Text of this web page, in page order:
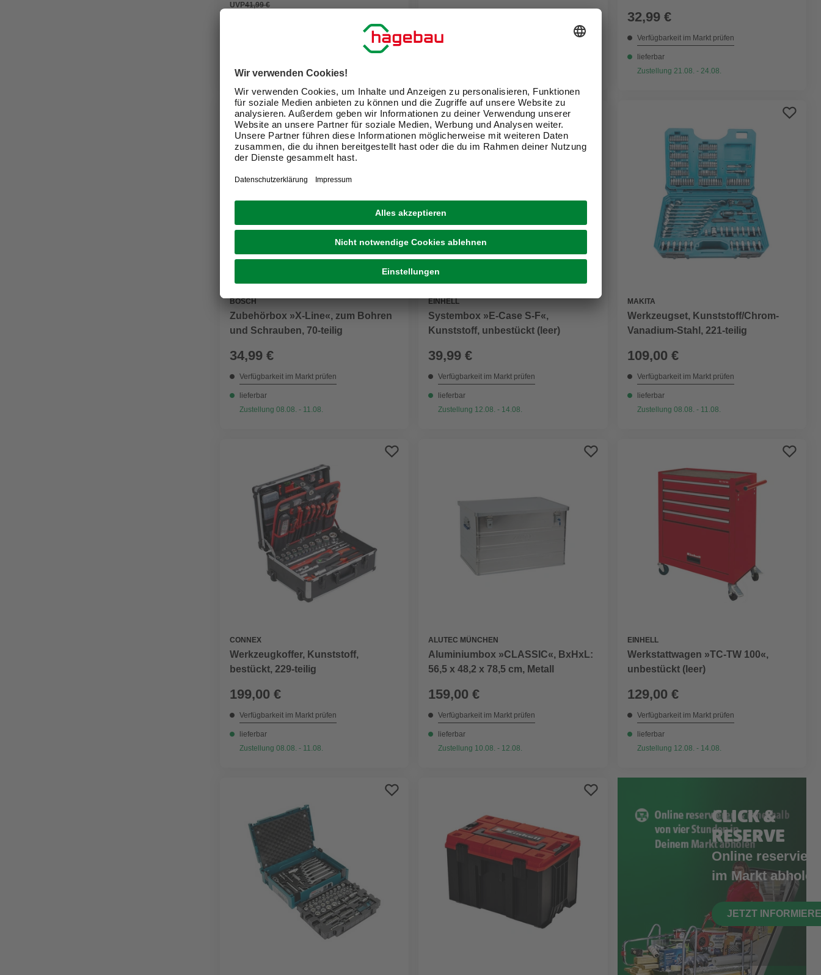
UVP41,99 €
Zustellung 10.08. - 12.08.
32,99 €
Verfügbarkeit im Markt prüfen
lieferbar
Zustellung 21.08. - 24.08.
BOSCH
Zubehörbox »X-Line«, zum Bohren
und Schrauben, 70-teilig
34,99 €
Verfügbarkeit im Markt prüfen
lieferbar
Zustellung 08.08. - 11.08.
EINHELL
Systembox »E-Case S-F«,
Kunststoff, unbestückt (leer)
39,99 €
Verfügbarkeit im Markt prüfen
lieferbar
Zustellung 12.08. - 14.08.
MAKITA
Werkzeugset, Kunststoff/Chrom-
Vanadium-Stahl, 221-teilig
109,00 €
Verfügbarkeit im Markt prüfen
lieferbar
Zustellung 08.08. - 11.08.
CONNEX
Werkzeugkoffer, Kunststoff,
bestückt, 229-teilig
199,00 €
Verfügbarkeit im Markt prüfen
lieferbar
Zustellung 08.08. - 11.08.
ALUTEC MÜNCHEN
Aluminiumbox »CLASSIC«, BxHxL:
56,5 x 48,2 x 78,5 cm, Metall
159,00 €
Verfügbarkeit im Markt prüfen
lieferbar
Zustellung 10.08. - 12.08.
EINHELL
Werkstattwagen »TC-TW 100«,
unbestückt (leer)
129,00 €
Verfügbarkeit im Markt prüfen
lieferbar
Zustellung 12.08. - 14.08.
CLICK &
RESERVE
Online
im Markt abholen
JETZT